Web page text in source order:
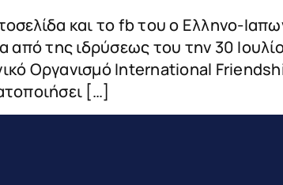
και το fb του ο Ελληνο-
από της ιδρύσεως του την 30
Οργανισμό International
[…]